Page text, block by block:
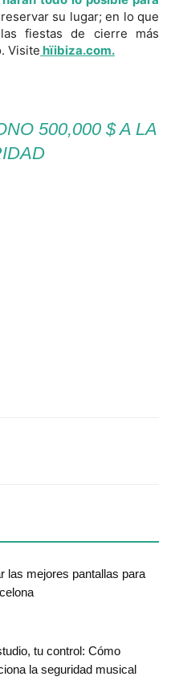
su lugar; en lo que
fiestas de cierre más
Visite hïibiza.com.
500,000 $ A LA
las mejores pantallas para
tu control: Cómo
la seguridad musical